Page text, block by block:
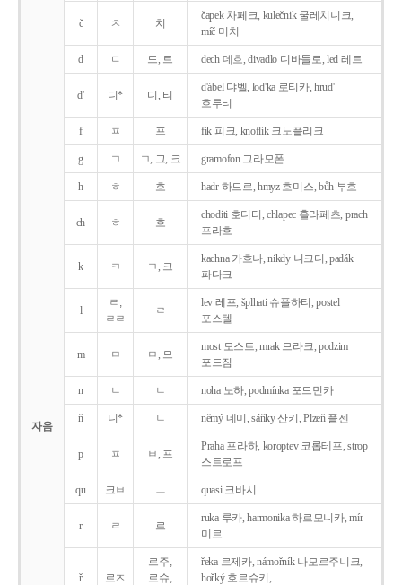
자음
č ㅊ 치
čapek 차페크, kulečnik 쿨레치니크,
míč 미치
d ㄷ 드, 트 dech 데흐, divadlo 디바들로, led 레트
d' 디* 디, 티
d'ábel 댜벨, lod'ka 로티카, hrud'
흐루티
f ㅍ 프 fík 피크, knoflík 크노플리크
g ㄱ ㄱ, 그, 크 gramofon 그라모폰
h ㅎ 흐 hadr 하드르, hmyz 흐미스, bůh 부흐
ch ㅎ 흐
choditi 호디티, chlapec 흘라페츠, prach
프라흐
k ㅋ ㄱ, 크
kachna 카흐나, nikdy 니크디, padák
파다크
l
ㄹ,
ㄹㄹ
ㄹ
lev 레프, šplhati 슈플하티, postel
포스텔
m ㅁ ㅁ, 므
most 모스트, mrak 므라크, podzim
포드짐
n ㄴ ㄴ noha 노하, podmínka 포드민카
ň 니* ㄴ němý 네미, sáňky 산키, Plzeň 플젠
p ㅍ ㅂ, 프
Praha 프라하, koroptev 코롭테프, strop
스트로프
qu 크ㅂ ㅡ quasi 크바시
r ㄹ 르
ruka 루카, harmonika 하르모니카, mír
미르
ř 르ㅈ
르주,
르슈,
řeka 르제카, námořník 나모르주니크,
hořký 호르슈키,